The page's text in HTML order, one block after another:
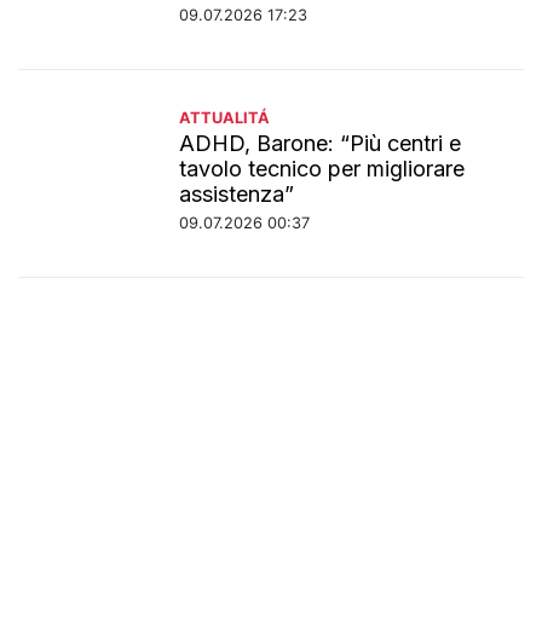
09.07.2026 17:23
ATTUALITÁ
ADHD, Barone: “Più centri e
tavolo tecnico per migliorare
assistenza”
09.07.2026 00:37